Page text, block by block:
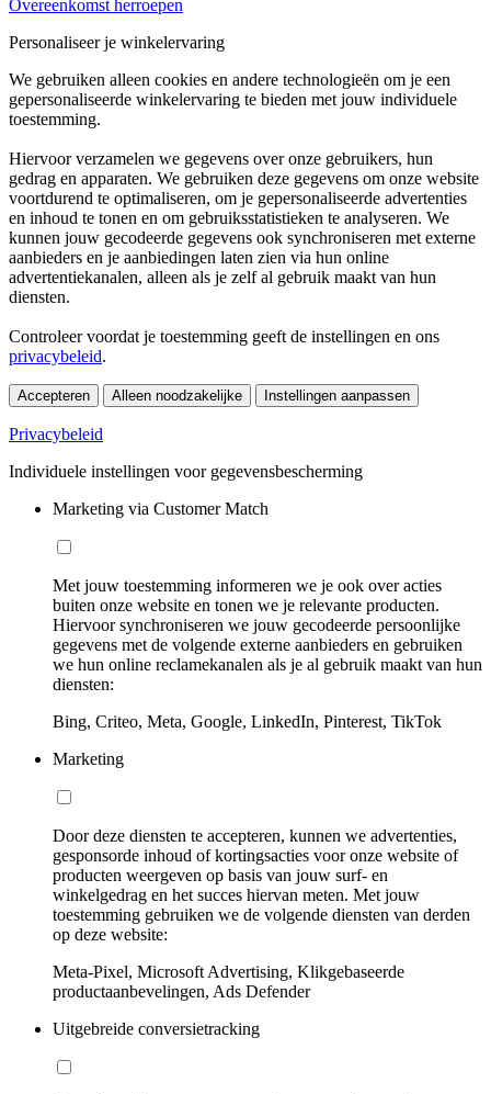
Overeenkomst herroepen
Personaliseer je winkelervaring
We gebruiken alleen cookies en andere technologieën om je een
gepersonaliseerde winkelervaring te bieden met jouw individuele
toestemming.
Hiervoor verzamelen we gegevens over onze gebruikers, hun
gedrag en apparaten. We gebruiken deze gegevens om onze website
voortdurend te optimaliseren, om je gepersonaliseerde advertenties
en inhoud te tonen en om gebruiksstatistieken te analyseren. We
kunnen jouw gecodeerde gegevens ook synchroniseren met externe
aanbieders en je aanbiedingen laten zien via hun online
advertentiekanalen, alleen als je zelf al gebruik maakt van hun
diensten.
Controleer voordat je toestemming geeft de instellingen en ons
privacybeleid.
Accepteren Alleen noodzakelijke Instellingen aanpassen
Privacybeleid
Individuele instellingen voor gegevensbescherming
Marketing via Customer Match
Met jouw toestemming informeren we je ook over acties
buiten onze website en tonen we je relevante producten.
Hiervoor synchroniseren we jouw gecodeerde persoonlijke
gegevens met de volgende externe aanbieders en gebruiken
we hun online reclamekanalen als je al gebruik maakt van hun
diensten:
Bing, Criteo, Meta, Google, LinkedIn, Pinterest, TikTok
Marketing
Door deze diensten te accepteren, kunnen we advertenties,
gesponsorde inhoud of kortingsacties voor onze website of
producten weergeven op basis van jouw surf- en
winkelgedrag en het succes hiervan meten. Met jouw
toestemming gebruiken we de volgende diensten van derden
op deze website:
Meta-Pixel, Microsoft Advertising, Klikgebaseerde
productaanbevelingen, Ads Defender
Uitgebreide conversietracking